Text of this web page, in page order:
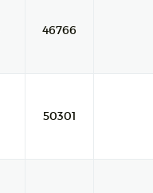
46766
50301